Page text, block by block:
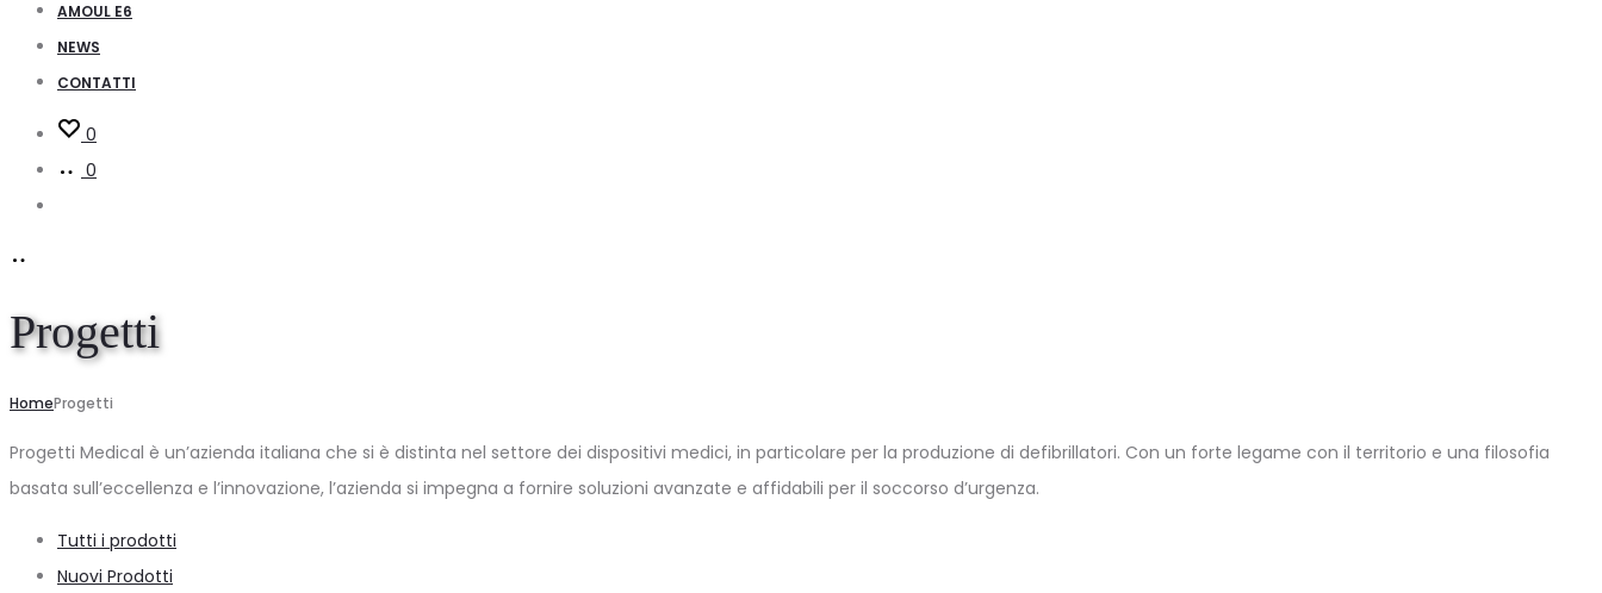
AMOUL E6
NEWS
CONTATTI
0
0
Progetti
HomeProgetti
Progetti Medical è un’azienda italiana che si è distinta nel settore dei dispositivi medici, in particolare per la produzione di defibrillatori. Con un forte legame con il territorio e una filosofia
basata sull’eccellenza e l’innovazione, l’azienda si impegna a fornire soluzioni avanzate e affidabili per il soccorso d’urgenza.
Tutti i prodotti
Nuovi Prodotti